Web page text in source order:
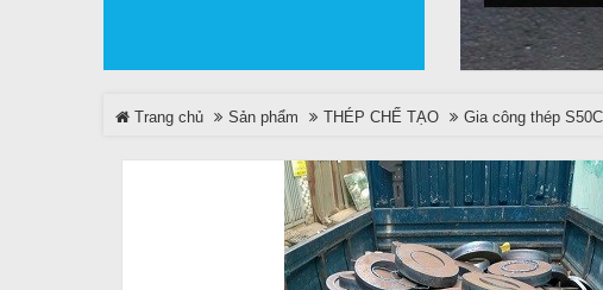
Trang chủ Sản phẩm THÉP CHẾ TẠO Gia công thép